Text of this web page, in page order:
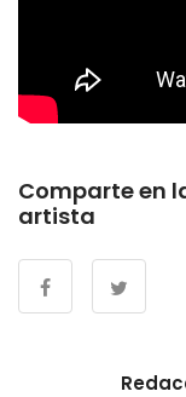
Comparte en
artista